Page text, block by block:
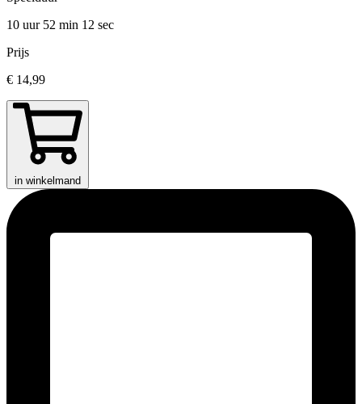
10 uur 52 min 12 sec
Prijs
€ 14,99
in winkelmand